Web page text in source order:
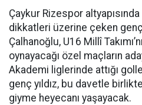
Çaykur Rizespor
dikkatleri üzerine çeken
Çalhanoğlu, U16 Millî
oynayacağı özel maçların
Akademi liglerinde attığı
genç yıldız, bu davetle
giyme heyecanı yaşayacak.